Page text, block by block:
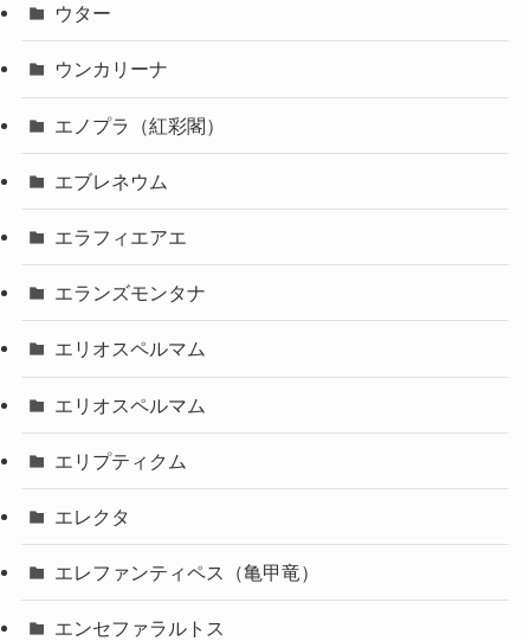
ウター
ウンカリーナ
エノプラ（紅彩閣）
エブレネウム
エラフィエアエ
エランズモンタナ
エリオスペルマム
エリオスペルマム
エリプティクム
エレクタ
エレファンティペス（亀甲竜）
エンセファラルトス